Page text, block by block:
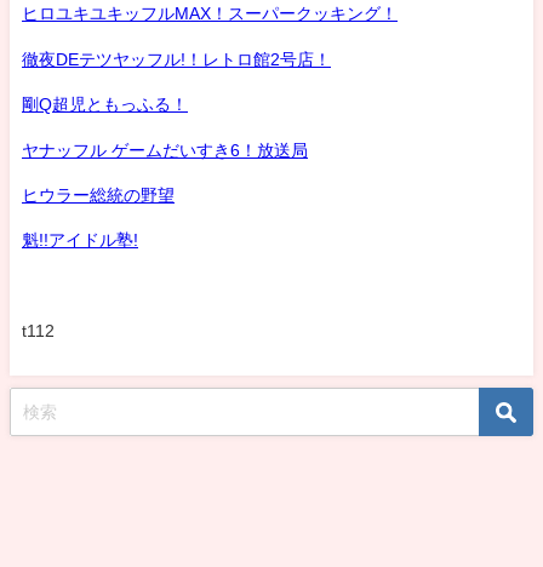
ヒロユキユキッフルMAX！スーパークッキング！
徹夜DEテツヤッフル!！レトロ館2号店！
剛Q超児ともっふる！
ヤナッフル ゲームだいすき6！放送局
ヒウラー総統の野望
魁!!アイドル塾!
t112